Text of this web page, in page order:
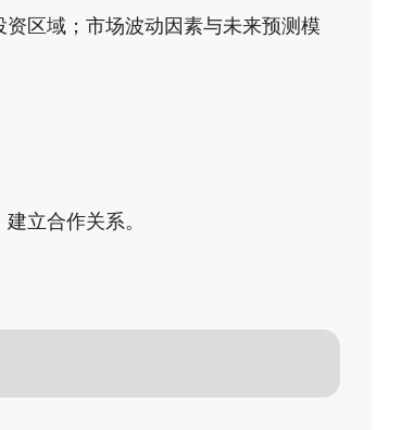
区域；市场波动因素与未来预测模
立合作关系。